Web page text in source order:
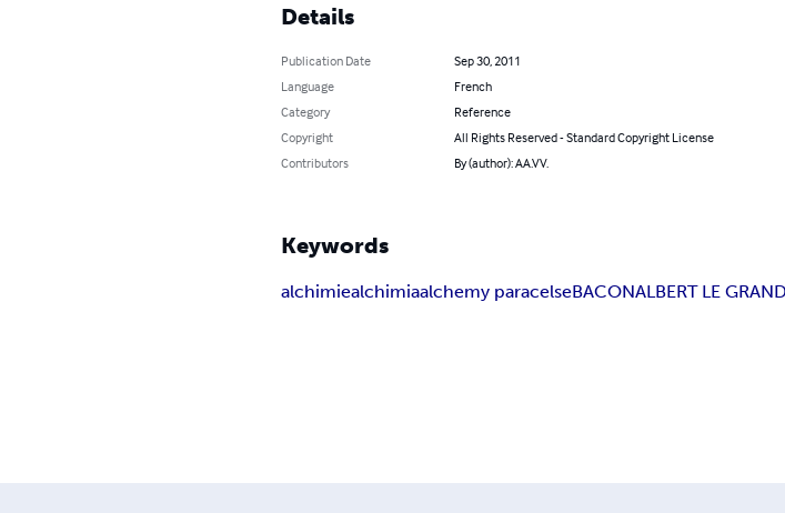
Details
Publication Date
Sep 30, 2011
Language
French
Category
Reference
Copyright
All Rights Reserved - Standard Copyright License
Contributors
By (author): AA.VV.
Keywords
alchimiealchimiaalchemy paracelseBACONALBERT LE GRAND